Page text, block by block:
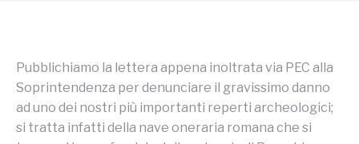
Pubblichiamo la lettera appena inoltrata via PEC alla
Soprintendenza per denunciare il gravissimo danno
ad uno dei nostri più importanti reperti archeologici;
si tratta infatti della nave oneraria romana che si